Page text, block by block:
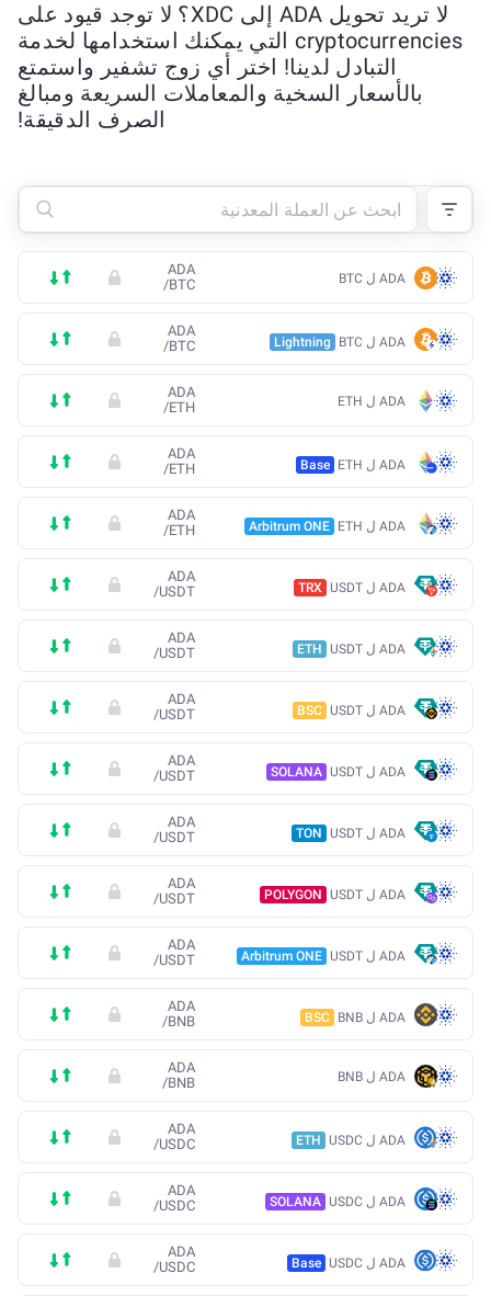
لا تريد تحويل ADA إلى XDC؟ لا توجد قيود على
cryptocurrencies التي يمكنك استخدامها لخدمة
التبادل لدينا! اختر أي زوج تشفير واستمتع
بالأسعار السخية والمعاملات السريعة ومبالغ
الصرف الدقيقة!
ADA ل BTC
ADA
/BTC
ADA ل BTC Lightning
ADA
/BTC
ADA ل ETH
ADA
/ETH
ADA ل ETH Base
ADA
/ETH
ADA ل ETH Arbitrum ONE
ADA
/ETH
ADA ل USDT TRX
ADA
/USDT
ADA ل USDT ETH
ADA
/USDT
ADA ل USDT BSC
ADA
/USDT
ADA ل USDT SOLANA
ADA
/USDT
ADA ل USDT TON
ADA
/USDT
ADA ل USDT POLYGON
ADA
/USDT
ADA ل USDT Arbitrum ONE
ADA
/USDT
ADA ل BNB BSC
ADA
/BNB
ADA ل BNB
ADA
/BNB
ADA ل USDC ETH
ADA
/USDC
ADA ل USDC SOLANA
ADA
/USDC
ADA ل USDC Base
ADA
/USDC